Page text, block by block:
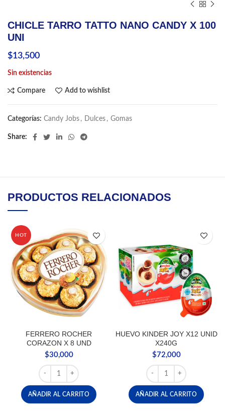
CHICLE TARRO TATTO NANO CANDY X 100
UNI
$13,500
Sin existencias
Compare Add to wishlist
Categorías: Candy Jobs , Dulces , Gomas
Share
PRODUCTOS RELACIONADOS
HOT
FERRERO ROCHER
CORAZON X 8 UND
$30,000
FERRERO ROCHER CORAZON X 8 UND cantidad
AÑADIR AL CARRITO
HUEVO KINDER JOY X12 UNID
X240G
$72,000
HUEVO KINDER JOY
AÑADIR AL CARRITO